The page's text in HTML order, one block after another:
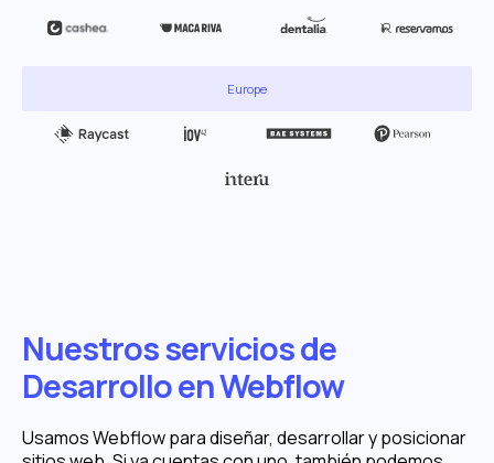
Europe
Nuestros servicios de
Desarrollo en Webflow
Usamos Webflow para diseñar, desarrollar y posicionar